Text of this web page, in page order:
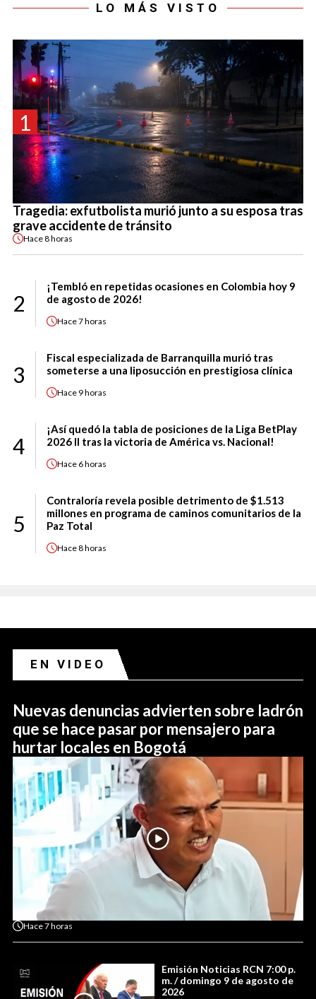
LO MÁS VISTO
1
Tragedia: exfutbolista murió junto a su esposa tras
grave accidente de tránsito
Hace8 horas
2
¡Tembló en repetidas ocasiones en Colombia hoy 9
de agosto de 2026!
Hace7 horas
3
Fiscal especializada de Barranquilla murió tras
someterse a una liposucción en prestigiosa clínica
Hace 9 horas
4
¡Así quedó la tabla de posiciones de la Liga BetPlay
2026 II tras la victoria de América vs. Nacional!
Hace 6 horas
5
Contraloría revela posible detrimento de $1.513
millones en programa de caminos comunitarios de la
Paz Total
Hace8 horas
EN VIDEO
Nuevas denuncias advierten sobre ladrón
que se hace pasar por mensajero para
hurtar locales en Bogotá
Hace7 horas
Emisión Noticias RCN 7:00 p.
m. / domingo 9 de agosto de
2026